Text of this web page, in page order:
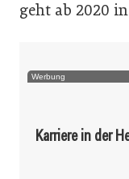
geht ab 2020 in
Werbung
Karriere in der